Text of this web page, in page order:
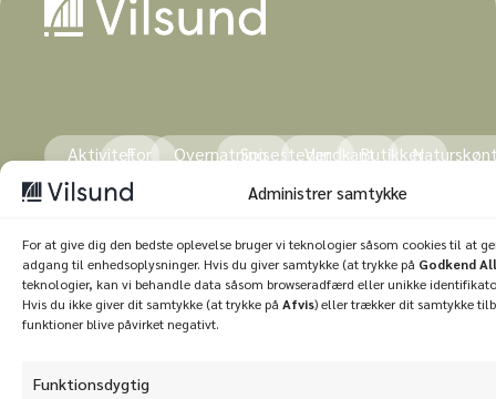
Administrer samtykke
For at give dig den bedste oplevelse bruger vi teknologier såsom cookies til at
adgang til enhedsoplysninger. Hvis du giver samtykke (at trykke på Godkend
teknologier, kan vi behandle data såsom browseradfærd eller unikke
Hvis du ikke giver dit samtykke (at trykke på Afvis) eller trækker dit samtykke
funktioner blive påvirket negativt.
Funktionsdygtig
AktivitetFor OvernatningSpisestederVandkantButikker
Vilsund erhvervsråd© – 2026Privatlivspolitik
CookiepolitikSimsoft— Webbureau I Nordjylland